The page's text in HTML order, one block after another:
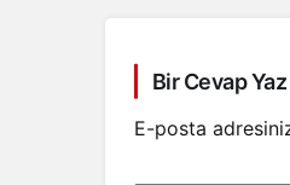
Bir Cevap Yaz
E-posta